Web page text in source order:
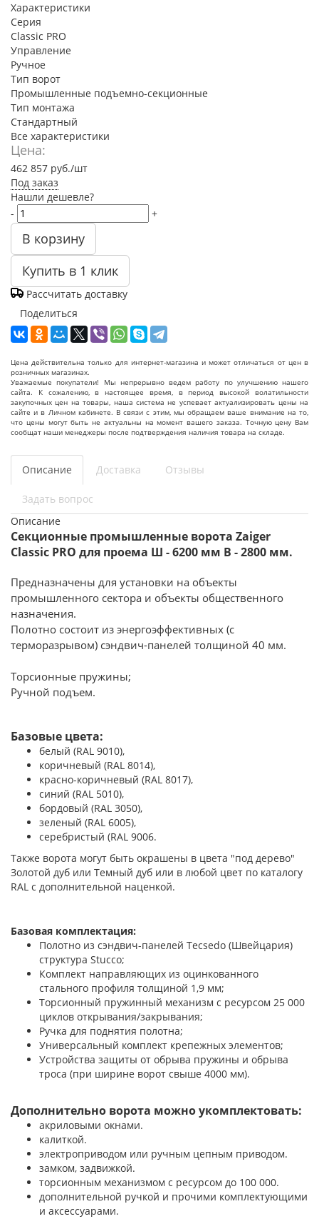
Характеристики
Серия
Classic PRO
Управление
Ручное
Тип ворот
Промышленные подъемно-секционные
Тип монтажа
Стандартный
Все характеристики
Цена:
462 857 руб./шт
Под заказ
Нашли дешевле?
-
+
В корзину
Купить в 1 клик
Рассчитать доставку
Поделиться
Цена действительна только для интернет-магазина и может отличаться от цен в
розничных магазинах.
Уважаемые покупатели! Мы непрерывно ведем работу по улучшению нашего
сайта. К сожалению, в настоящее время, в период высокой волатильности
закупочных цен на товары, наша система не успевает актуализировать цены на
сайте и в Личном кабинете. В связи с этим, мы обращаем ваше внимание на то,
что цены могут быть не актуальны на момент вашего заказа. Точную цену Вам
сообщат наши менеджеры после подтверждения наличия товара на складе.
Описание Доставка Отзывы
Задать вопрос
Описание
Секционные промышленные ворота Zaiger
Classic PRO для проема Ш - 6200 мм В - 2800 мм.
Предназначены для установки на объекты
промышленного сектора и объекты общественного
назначения.
Полотно состоит из энергоэффективных (с
терморазрывом) сэндвич-панелей толщиной 40 мм.
Торсионные пружины;
Ручной подъем.
Базовые цвета:
белый (RAL 9010),
коричневый (RAL 8014),
красно-коричневый (RAL 8017),
синий (RAL 5010),
бордовый (RAL 3050),
зеленый (RAL 6005),
серебристый (RAL 9006.
Также ворота могут быть окрашены в цвета "под дерево"
Золотой дуб или Темный дуб или в любой цвет по каталогу
RAL с дополнительной наценкой.
Базовая комплектация:
Полотно из сэндвич-панелей Tecsedo (Швейцария)
структура Stucco;
Комплект направляющих из оцинкованного
стального профиля толщиной 1,9 мм;
Торсионный пружинный механизм с ресурсом 25 000
циклов открывания/закрывания;
Ручка для поднятия полотна;
Универсальный комплект крепежных элементов;
Устройства защиты от обрыва пружины и обрыва
троса (при ширине ворот свыше 4000 мм).
Дополнительно ворота можно укомплектовать:
акриловыми окнами.
калиткой.
электроприводом или ручным цепным приводом.
замком, задвижкой.
торсионным механизмом с ресурсом до 100 000.
дополнительной ручкой и прочими комплектующими
и аксессуарами.